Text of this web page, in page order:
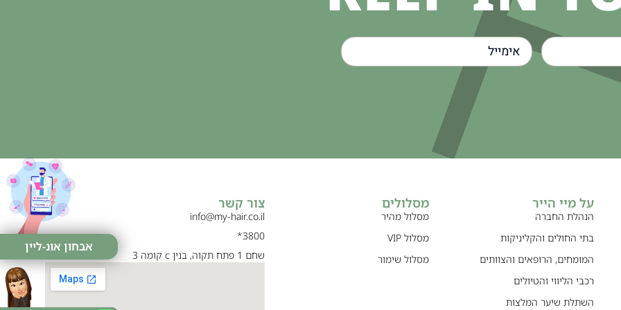
אבחון אונ-ליין
על מיי הייר
הנהלת החברה
בתי החולים והקליניקות
המומחים, הרופאים והצוותים
רכבי הליווי והטיולים
השתלת שיער המלצות
מסלולים
מסלול מהיר
מסלול VIP
מסלול שימור
צור קשר
info@my-hair.co.il
3800*
שחם 1 פתח תקוה, בנין c קומה 3